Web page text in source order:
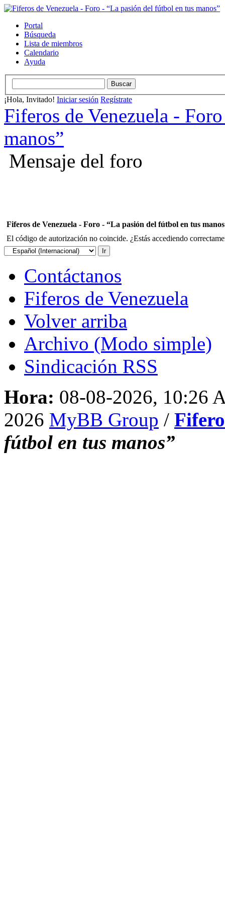
Portal
Búsqueda
Lista de miembros
Calendario
Ayuda
¡Hola, Invitado! Iniciar sesión Regístrate
Fiferos de Venezuela -
manos”
Mensaje del foro
Fiferos de Venezuela - Foro - “La pasión del fútbol en tus
El código de autorización no coincide. ¿Estás accediendo
Contáctanos
Fiferos de Venezuela
Volver arriba
Archivo (Modo simple)
Sindicación RSS
Hora: 08-08-2026, 10:26
2026 MyBB Group /
fútbol en tus manos”